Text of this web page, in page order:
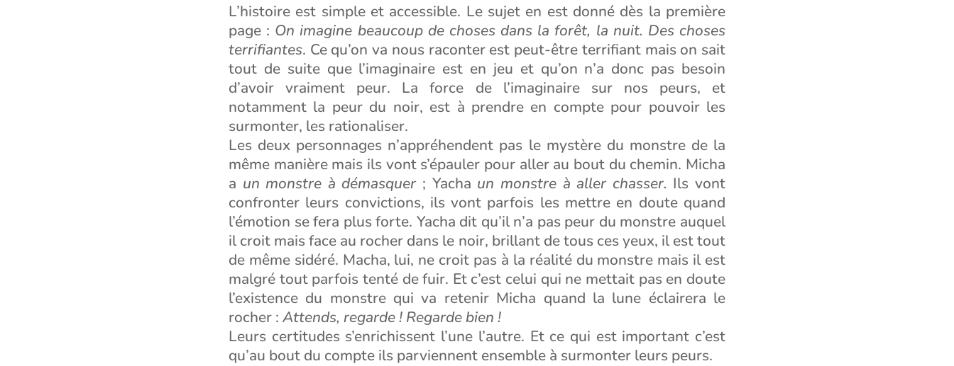
L’histoire est simple et accessible. Le sujet en est donné dès la première
page : On imagine beaucoup de choses dans la forêt, la nuit. Des choses
terrifiantes. Ce qu’on va nous raconter est peut-être terrifiant mais on sait
tout de suite que l’imaginaire est en jeu et qu’on n’a donc pas besoin
d’avoir vraiment peur. La force de l’imaginaire sur nos peurs, et
notamment la peur du noir, est à prendre en compte pour pouvoir les
surmonter, les rationaliser.
Les deux personnages n’appréhendent pas le mystère du monstre de la
même manière mais ils vont s’épauler pour aller au bout du chemin. Micha
a un monstre à démasquer; Yacha un monstre à aller chasser. Ils vont
confronter leurs convictions, ils vont parfois les mettre en doute quand
l’émotion se fera plus forte. Yacha dit qu’il n’a pas peur du monstre auquel
il croit mais face au rocher dans le noir, brillant de tous ces yeux, il est tout
de même sidéré. Macha, lui, ne croit pas à la réalité du monstre mais il est
malgré tout parfois tenté de fuir. Et c’est celui qui ne mettait pas en doute
l’existence du monstre qui va retenir Micha quand la lune éclairera le
rocher : Attends, regarde ! Regarde bien !
Leurs certitudes s’enrichissent l’une l’autre. Et ce qui est important c’est
qu’au bout du compte ils parviennent ensemble à surmonter leurs peurs.